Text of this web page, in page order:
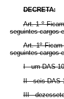
DECRETA:
Art. 1º
seguintes cargos
Art. 1º
seguintes cargos
I - um DAS
II - seis DAS
III -